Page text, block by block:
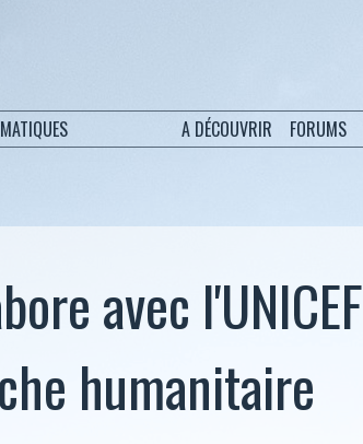
A DÉCOUVRIR FORUMS
avec l'UNICEF
humanitaire